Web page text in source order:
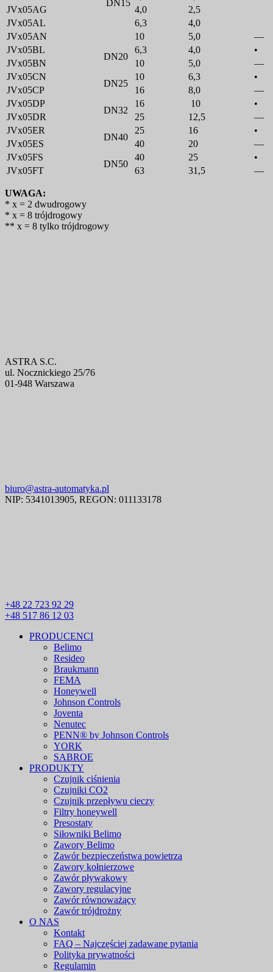
DN15
JVx05AG
4,0
2,5
JVx05AL
6,3
4,0
JVx05AN
10 5,0
—
JVx05BL
DN20
6,3 4,0
•
JVx05BN
10 5,0
—
JVx05CN
DN25
10 6,3
•
JVx05CP
16 8,0
—
JVx05DP
DN32
16 10
•
JVx05DR
25 12,5
—
JVx05ER
DN40
25 16
•
JVx05ES
40 20
—
JVx05FS
DN50
40 25
•
JVx05FT
63 31,5 —
UWAGA:
* x = 2 dwudrogowy
* x = 8 trójdrogowy
** x = 8 tylko trójdrogowy
ASTRA S.C.
ul. Nocznickiego 25/76
01-948 Warszawa
biuro@astra-automatyka.pl
NIP: 5341013905, REGON: 011133178
+48 22 723 92 29
+48 517 86 12 03
PRODUCENCI
Belimo
Resideo
Braukmann
FEMA
Honeywell
Johnson Controls
Joventa
Nenutec
PENN® by Johnson Controls
YORK
SABROE
PRODUKTY
Czujnik ciśnienia
Czujniki CO2
Czujnik przepływu cieczy
Filtry honeywell
Presostaty
Siłowniki Belimo
Zawory Belimo
Zawór bezpieczeństwa powietrza
Zawory kołnierzowe
Zawór pływakowy
Zawory regulacyjne
Zawór równoważący
Zawór trójdrożny
O NAS
Kontakt
FAQ – Najczęściej zadawane pytania
Polityka prywatności
Regulamin